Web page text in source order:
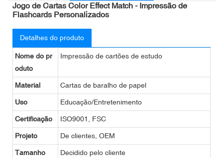
Jogo de Cartas Color Effect Match - Impressão de
Flashcards Personalizados
Detalhes do produto
Nome do pr
oduto
Impressão de cartões de estudo
Material Cartas de baralho de papel
Uso Educação/Entretenimento
Certificação ISO9001, FSC
Projeto De clientes, OEM
Tamanho Decidido pelo cliente